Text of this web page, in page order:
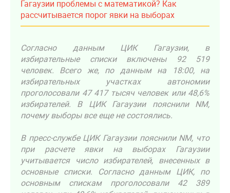
Гагаузии проблемы с математикой? Как
рассчитывается порог явки на выборах
Согласно данным ЦИК Гагаузии, в
избирательные списки включены 92 519
человек. Всего же, по данным на 18:00, на
избирательных участках автономии
проголосовали 47 417 тысяч человек или 48,6%
избирателей. В ЦИК Гагаузии пояснили NM,
почему выборы все еще не состоялись.
В пресс-службе ЦИК Гагаузии пояснили NM, что
при расчете явки на выборах Гагаузии
учитывается число избирателей, внесенных в
основные списки. Согласно данным ЦИК, по
основным спискам проголосовали 42 389